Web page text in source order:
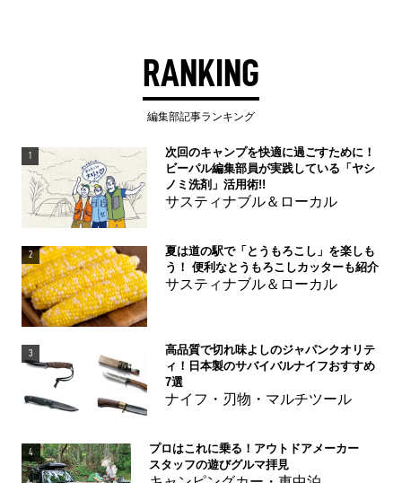
RANKING
編集部記事ランキング
1
次回のキャンプを快適に過ごすために！
ビーパル編集部員が実践している「ヤシ
ノミ洗剤」活用術!!
サスティナブル＆ローカル
2
夏は道の駅で「とうもろこし」を楽しも
う！ 便利なとうもろこしカッターも紹介
サスティナブル＆ローカル
3
高品質で切れ味よしのジャパンクオリテ
ィ！日本製のサバイバルナイフおすすめ
7選
ナイフ・刃物・マルチツール
4
プロはこれに乗る！アウトドアメーカー
スタッフの遊びグルマ拝見